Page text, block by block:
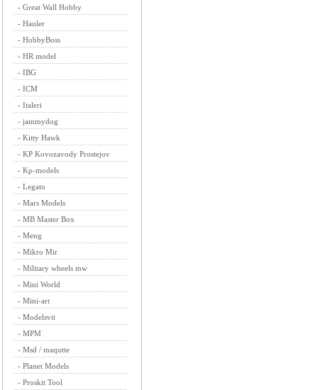
- Great Wall Hobby
- Hauler
- HobbyBoss
- HR model
- IBG
- ICM
- Italeri
- jammydog
- Kitty Hawk
- KP Kovozavody Prostejov
- Kp-models
- Legato
- Mars Models
- MB Master Box
- Meng
- Mikro Mir
- Military wheels mw
- Mini World
- Mini-art
- Modelsvit
- MPM
- Msd / maqutte
- Planet Models
- Proskit Tool